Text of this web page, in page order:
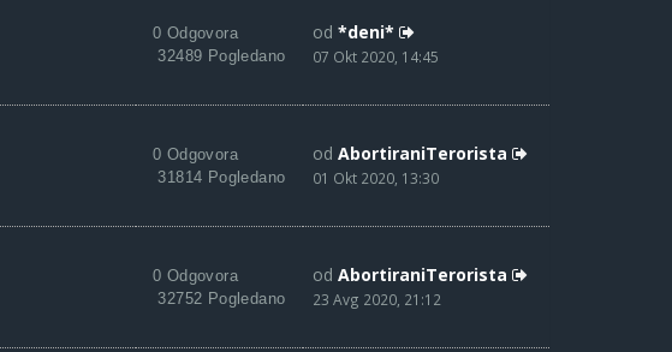
0 Odgovora
32489 Pogledano
od *deni*
07 Okt 2020, 14:45
0 Odgovora
31814 Pogledano
od AbortiraniTerorista
01 Okt 2020, 13:30
0 Odgovora
32752 Pogledano
od AbortiraniTerorista
23 Avg 2020, 21:12